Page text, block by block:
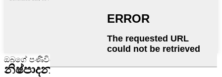
ඔබගේ පණිවිඩය මෙහි ලියා අපට එවන්න.
නිෂ්පාදන කාණ්ඩ